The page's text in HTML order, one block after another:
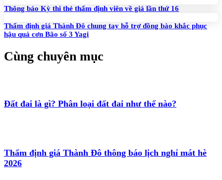
Thông báo Kỳ thi thẻ thẩm định viên về giá lần thứ 16
Thẩm định giá Thành Đô chung tay hỗ trợ đồng bào khắc phục
hậu quả cơn Bão số 3 Yagi
Cùng chuyên mục
Đất đai là gì? Phân loại đất đai như thế nào?
Thẩm định giá Thành Đô thông báo lịch nghỉ mát hè
2026